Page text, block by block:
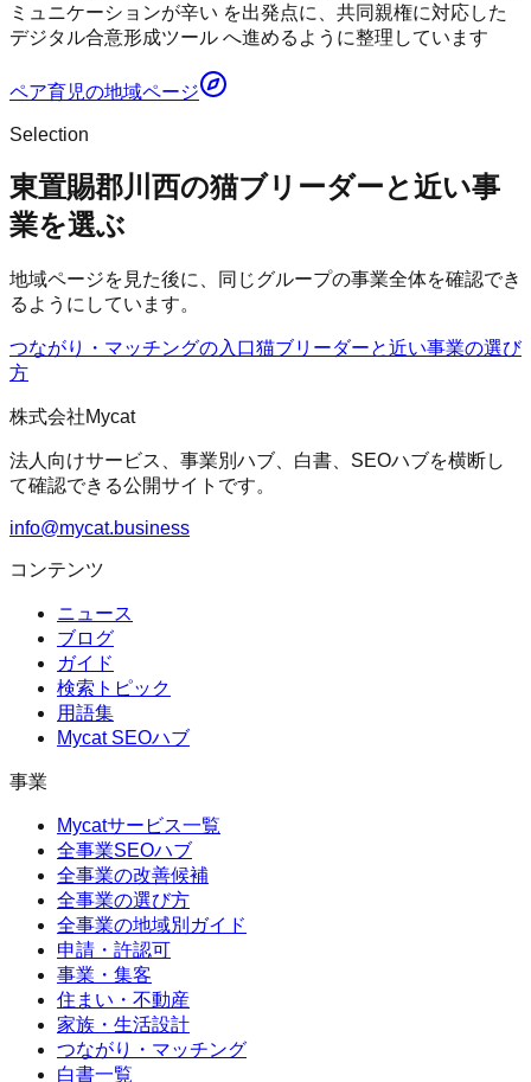
ミュニケーションが辛い を出発点に、共同親権に対応した
デジタル合意形成ツール へ進めるように整理しています
ペア育児の地域ページ
Selection
東置賜郡川西の猫ブリーダーと近い事
業を選ぶ
地域ページを見た後に、同じグループの事業全体を確認でき
るようにしています。
つながり・マッチングの入口猫ブリーダーと近い事業の選び
方
株式会社Mycat
法人向けサービス、事業別ハブ、白書、SEOハブを横断し
て確認できる公開サイトです。
info@mycat.business
コンテンツ
ニュース
ブログ
ガイド
検索トピック
用語集
Mycat SEOハブ
事業
Mycatサービス一覧
全事業SEOハブ
全事業の改善候補
全事業の選び方
全事業の地域別ガイド
申請・許認可
事業・集客
住まい・不動産
家族・生活設計
つながり・マッチング
白書一覧